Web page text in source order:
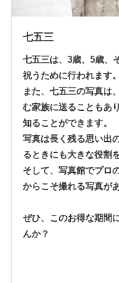
七五三
七五三は、3歳、5歳、
祝うために行われます。
また、七五三の写真は
む家族に送ることもあ
知ることができます。
写真は長く残る思い出
るときにも大きな役割
そして、写真館でプロ
からこそ撮れる写真が
ぜひ、このお得な期間
んか？